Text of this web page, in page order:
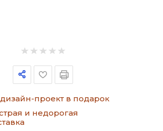
проект в подарок
и недорогая